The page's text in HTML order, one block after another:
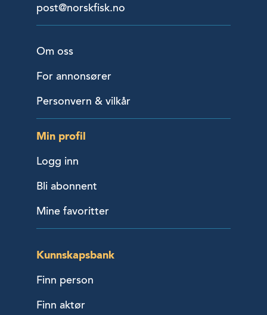
post@norskfisk.no
Om oss
For annonsører
Personvern & vilkår
Min profil
Logg inn
Bli abonnent
Mine favoritter
Kunnskapsbank
Finn person
Finn aktør